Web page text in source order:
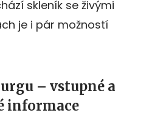
skleník se živými
je i pár možností
– vstupné a
informace